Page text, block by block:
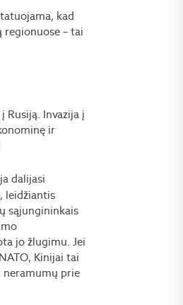
kad
regionuose – tai
Rusiją. Invazija į
ir
dalijasi
leidžiantis
sąjungininkais
jo žlugimu. Jei
Kinijai tai
neramumų prie